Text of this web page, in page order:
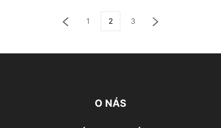
1 2 3
O NÁS